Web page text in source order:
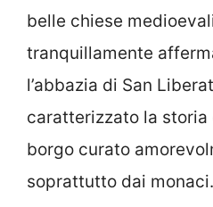
belle chiese
tranquillamente
l’abbazia di San
caratterizzato la
borgo curato
soprattutto dai monaci.